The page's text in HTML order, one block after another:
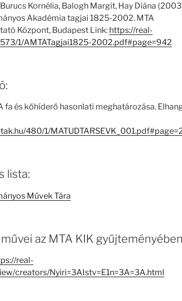
Kornélia, Balogh Margit, Hay Diána
Akadémia tagjai 1825-2002. MTA
Központ, Budapest Link: https://real-
1/AMTATagjai1825-2002.pdf#page=942
fa és kőhíderő hasonlati meghatározása.
480/1/
lista:
Művek Tára
az MTA KIK
real-
creators/Nyiri=3AIstv=E1n=3A=3A.html